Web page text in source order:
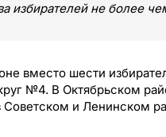
избирателей не более
вместо шести
№4. В Октябрьском
Советском и Ленинском